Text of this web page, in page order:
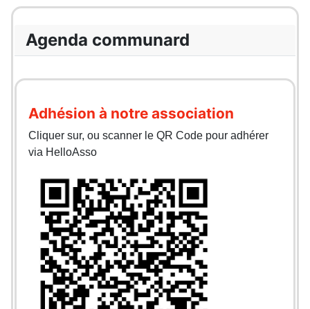
Agenda communard
Adhésion à notre association
Cliquer sur, ou scanner le QR Code pour adhérer
via HelloAsso